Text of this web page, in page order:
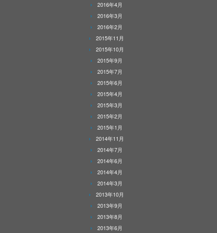
2016年4月
2016年3月
2016年2月
2015年11月
2015年10月
2015年9月
2015年7月
2015年6月
2015年4月
2015年3月
2015年2月
2015年1月
2014年11月
2014年7月
2014年6月
2014年4月
2014年3月
2013年10月
2013年9月
2013年8月
2013年6月